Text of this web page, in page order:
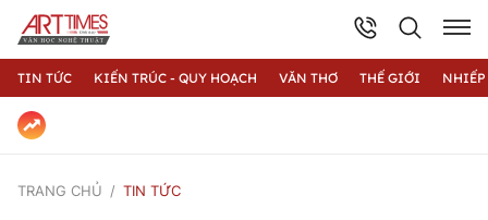
TIN TỨC KIẾN TRÚC - QUY HOẠCH VĂN THƠ THẾ GIỚI
TRANG CHỦ TIN TỨC